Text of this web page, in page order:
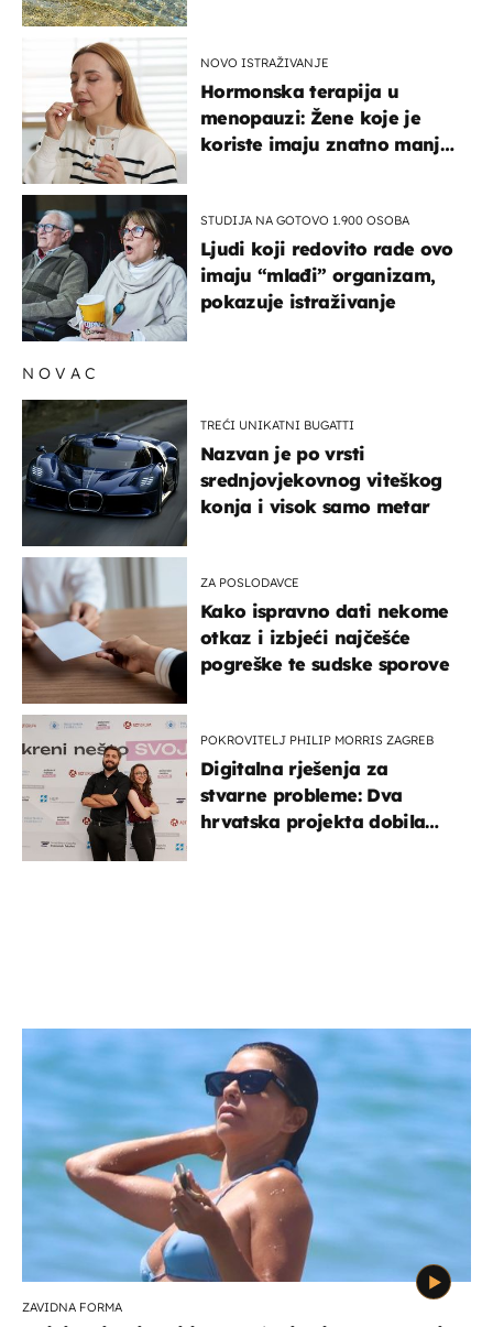
NOVO ISTRAŽIVANJE
Hormonska terapija u
menopauzi: Žene koje je
koriste imaju znatno manji
STUDIJA NA GOTOVO 1.900 OSOBA
Ljudi koji redovito rade ovo
imaju “mlađi” organizam,
pokazuje istraživanje
NOVAC
TREĆI UNIKATNI BUGATTI
Nazvan je po vrsti
srednjovjekovnog viteškog
konja i visok samo metar
ZA POSLODAVCE
Kako ispravno dati nekome
otkaz i izbjeći najčešće
pogreške te sudske sporove
POKROVITELJ PHILIP MORRIS ZAGREB
Digitalna rješenja za
stvarne probleme: Dva
hrvatska projekta dobila
ZAVIDNA FORMA